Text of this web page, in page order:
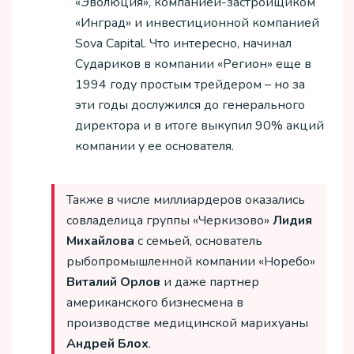
«Инград» и инвестиционной компанией
Sova Capital. Что интересно, начинал
Судариков в компании «Регион» еще в
1994 году простым трейдером – но за
эти годы дослужился до генерального
директора и в итоге выкупил 90% акций
компании у ее основателя.
Также в числе миллиардеров оказались
совладелица группы «Черкизово» Лидия
Михайлова с семьей, основатель
рыбопромышленной компании «Норебо»
Виталий Орлов и даже партнер
американского бизнесмена в
производстве медицинской марихуаны
Андрей Блох.